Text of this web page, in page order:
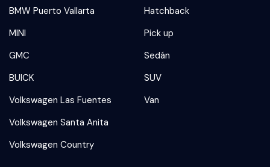
BMW Puerto Vallarta
MINI
GMC
BUICK
Volkswagen Las Fuentes
Volkswagen Santa Anita
Volkswagen Country
Hatchback
Pick up
Sedán
SUV
Van